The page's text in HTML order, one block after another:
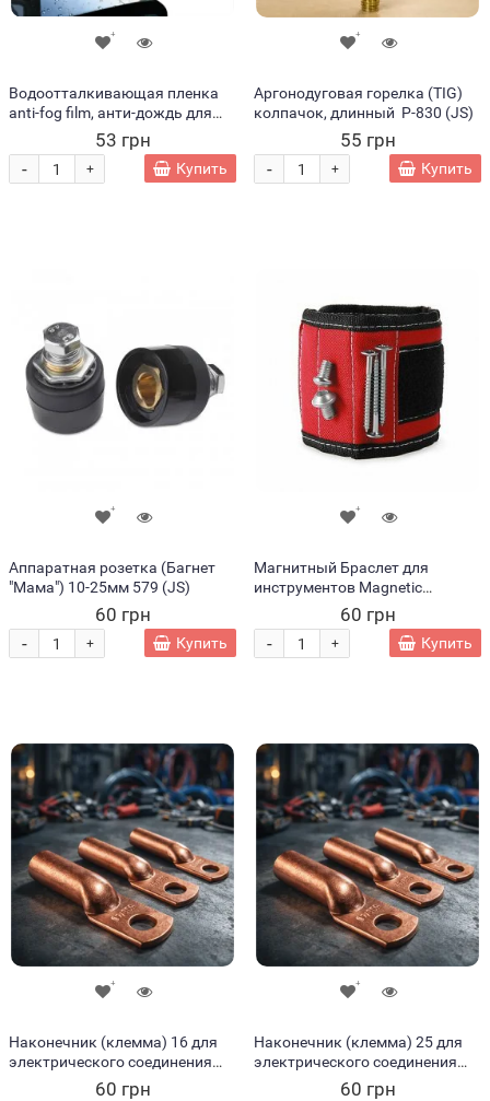
Водоотталкивающая пленка
anti-fog film, анти-дождь для
зеркал заднего вида, 100х100
мм, 2 шт
53 грн
+
- Купить
Аргонодуговая горелка (TIG)
колпачок, длинный P-830 (JS)
55 грн
+
- Купить
Аппаратная розетка (Багнет
"Мама") 10-25мм 579 (JS)
60 грн
+
- Купить
Магнитный Браслет для
инструментов Magnetic
60 грн
+
- Купить
Наконечник (клемма) 16 для
электрического соединения
проводов P-809 (JS)
60 грн
Наконечник (клемма) 25 для
электрического соединения
проводов P-810 (JS)
60 грн